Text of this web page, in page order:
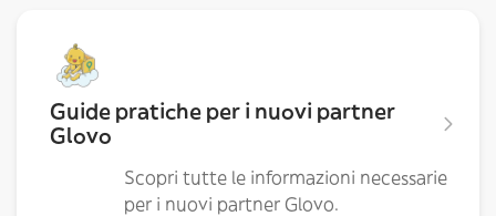
Guide pratiche per i nuovi partner
Glovo
Scopri tutte le informazioni necessarie
per i nuovi partner Glovo.